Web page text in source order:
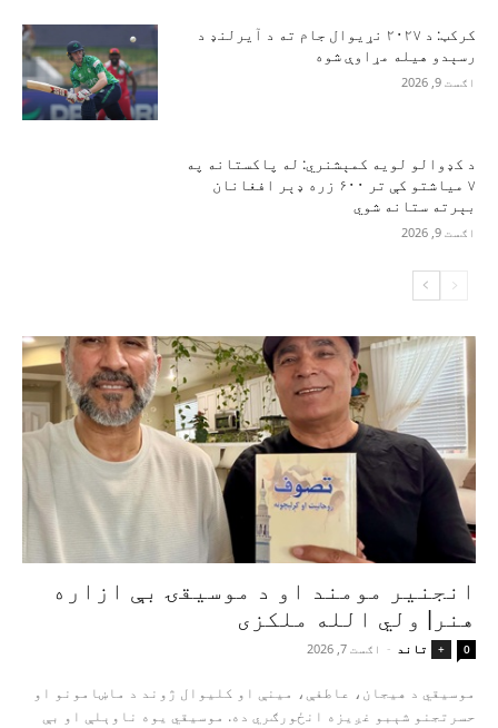
کرکټ: د ۲۰۲۷ نړیوال جام ته د آیرلنډ د
رسېدو هیله مړاوې شوه
اګست 9, 2026
د کډوالو لویه کمېشنري: له پاکستانه په
۷ میاشتو کې تر ۶۰۰ زره ډېر افغانان
بېرته ستانه شوي
اګست 9, 2026
انجنیر مومند او د موسیقۍ بې‌ ازاره
هنر| ولي الله ملکزی
+ تاند - اګست 7, 2026 0
موسیقي د هیجان، عاطفې، مینې او کلیوال ژوند د ماښامونو او
حسرتجنو شېبو غږیزه انځورګري ده. موسیقي یوه ناوېلې او بې‌